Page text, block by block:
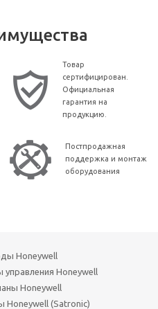
Товар
сертифицирован.
Официальная
гарантия на
продукцию.
Постпродажная
поддержка и монтаж
оборудования
Honeywell
Honeywell
Honeywell
Honeywell (Satronic)